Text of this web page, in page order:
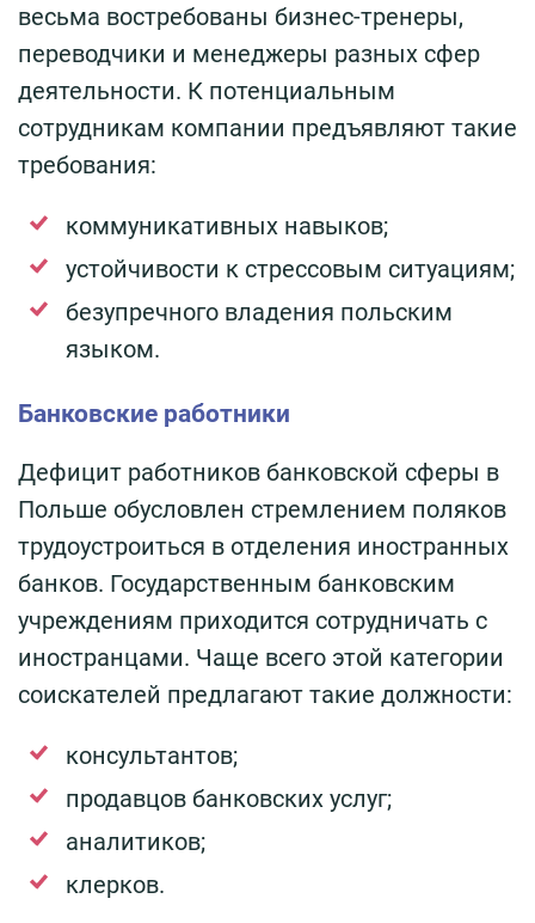
весьма востребованы бизнес-тренеры,
переводчики и менеджеры разных сфер
деятельности. К потенциальным
сотрудникам компании предъявляют такие
требования:
коммуникативных навыков;
устойчивости к стрессовым ситуациям;
безупречного владения польским
языком.
Банковские работники
Дефицит работников банковской сферы в
Польше обусловлен стремлением поляков
трудоустроиться в отделения иностранных
банков. Государственным банковским
учреждениям приходится сотрудничать с
иностранцами. Чаще всего этой категории
соискателей предлагают такие должности:
консультантов;
продавцов банковских услуг;
аналитиков;
клерков.